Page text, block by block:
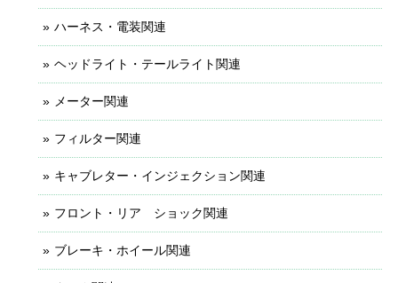
ハーネス・電装関連
ヘッドライト・テールライト関連
メーター関連
フィルター関連
キャブレター・インジェクション関連
フロント・リア ショック関連
ブレーキ・ホイール関連